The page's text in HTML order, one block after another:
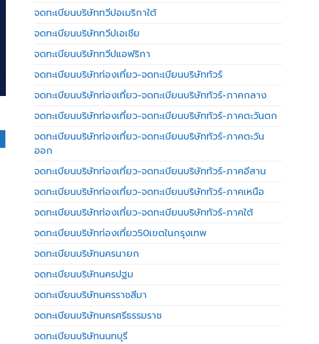
จดทะเบียนบริษัททวีปอเมริกาใต้
จดทะเบียนบริษัททวีปเอเชีย
จดทะเบียนบริษัททวีปแอฟริกา
จดทะเบียนบริษัทท่องเที่ยว-จดทะเบียนบริษัททัวร์
จดทะเบียนบริษัทท่องเที่ยว-จดทะเบียนบริษัททัวร์-ภาคกลาง
จดทะเบียนบริษัทท่องเที่ยว-จดทะเบียนบริษัททัวร์-ภาคตะวันตก
จดทะเบียนบริษัทท่องเที่ยว-จดทะเบียนบริษัททัวร์-ภาคตะวัน
ออก
จดทะเบียนบริษัทท่องเที่ยว-จดทะเบียนบริษัททัวร์-ภาคอีสาน
จดทะเบียนบริษัทท่องเที่ยว-จดทะเบียนบริษัททัวร์-ภาคเหนือ
จดทะเบียนบริษัทท่องเที่ยว-จดทะเบียนบริษัททัวร์-ภาคใต้
จดทะเบียนบริษัทท่องเที่ยว50เขตในกรุงเทพ
จดทะเบียนบริษัทนครนายก
จดทะเบียนบริษัทนครปฐม
จดทะเบียนบริษัทนครราชสีมา
จดทะเบียนบริษัทนครศรีธรรมราช
จดทะเบียนบริษัทนนทบุรี